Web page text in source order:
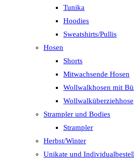
Tunika
Hoodies
Sweatshirts/Pullis
Hosen
Shorts
Mitwachsende Hosen
Wollwalkhosen mit
Wollwalküberziehhose
Strampler und Bodies
Strampler
Herbst/Winter
Unikate und